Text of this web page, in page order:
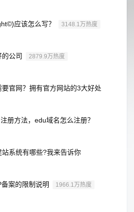
应该怎么写？ 3148.1万热度
公司 2879.9万热度
官网？拥有官方网站的3大好处
册方法，edu域名怎么注册？
系统有哪些?我来告诉你
案的限制说明 1966.1万热度